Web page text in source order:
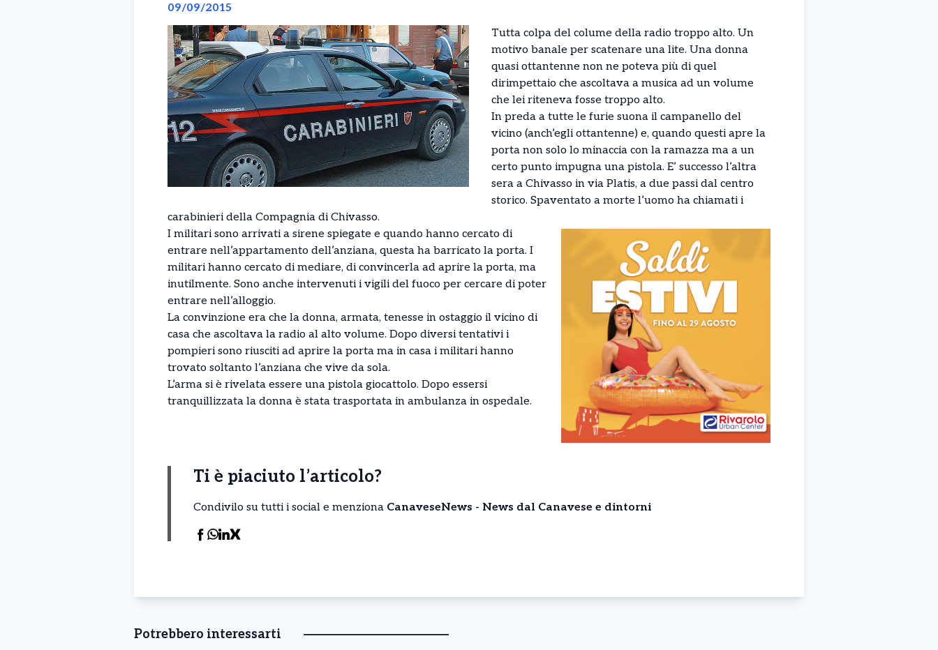
09/09/2015
Tutta colpa del colume della radio troppo alto. Un
motivo banale per scatenare una lite. Una donna
quasi ottantenne non ne poteva più di quel
dirimpettaio che ascoltava a musica ad un volume
che lei riteneva fosse troppo alto.
In preda a tutte le furie suona il campanello del
vicino (anch’egli ottantenne) e, quando questi apre la
porta non solo lo minaccia con la ramazza ma a un
certo punto impugna una pistola. E’ successo l’altra
sera a Chivasso in via Platis, a due passi dal centro
storico. Spaventato a morte l’uomo ha chiamati i
carabinieri della Compagnia di Chivasso.
I militari sono arrivati a sirene spiegate e quando hanno cercato di
entrare nell’appartamento dell’anziana, questa ha barricato la porta. I
militari hanno cercato di mediare, di convincerla ad aprire la porta, ma
inutilmente. Sono anche intervenuti i vigili del fuoco per cercare di poter
entrare nell’alloggio.
La convinzione era che la donna, armata, tenesse in ostaggio il vicino di
casa che ascoltava la radio al alto volume. Dopo diversi tentativi i
pompieri sono riusciti ad aprire la porta ma in casa i militari hanno
trovato soltanto l’anziana che vive da sola.
L’arma si è rivelata essere una pistola giocattolo. Dopo essersi
tranquillizzata la donna è stata trasportata in ambulanza in ospedale.
Ti è piaciuto l’articolo?
Condivilo su tutti i social e menziona CanaveseNews - News dal Canavese e dintorni
Potrebbero interessarti